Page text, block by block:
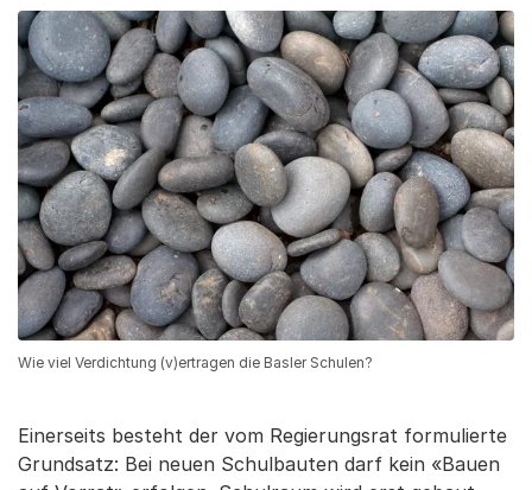
Wie viel Verdichtung (v)ertragen die Basler Schulen?
Einerseits besteht der vom Regierungsrat formulierte
Grundsatz: Bei neuen Schulbauten darf kein «Bauen